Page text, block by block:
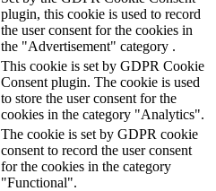
plugin, this cookie is used to record
the user consent for the cookies in
the "Advertisement" category .
This cookie is set by GDPR Cookie
Consent plugin. The cookie is used
to store the user consent for the
cookies in the category "Analytics".
The cookie is set by GDPR cookie
consent to record the user consent
for the cookies in the category
"Functional".